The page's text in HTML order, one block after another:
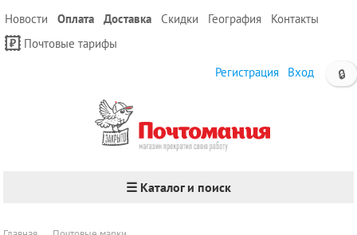
Новости Оплата Доставка Скидки География
Контакты
Почтовые тарифы
🔒
Регистрация Вход
☰ Каталог и поиск